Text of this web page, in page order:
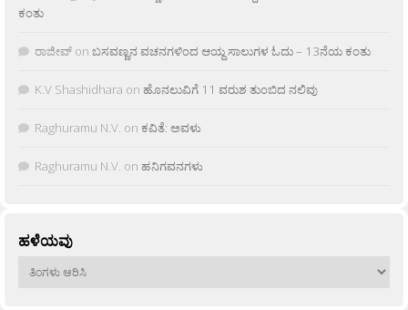
ಕಂತು
ರಾಜೀವ್ on ಬಸವಣ್ಣನ ವಚನಗಳಿಂದ ಆಯ್ದ ಸಾಲುಗಳ ಓದು – 13ನೆಯ ಕಂತು
K.V Shashidhara on ಹೊನಲುವಿಗೆ 11 ವರುಶ ತುಂಬಿದ ನಲಿವು
Raghuramu N.V. on ಕವಿತೆ: ಅವಳು
Raghuramu N.V. on ಹನಿಗವನಗಳು
ಹಳೆಯವು
ಹಳೆಯವು